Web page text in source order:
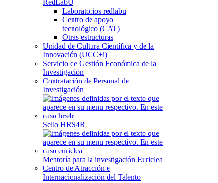
RedLabU
Laboratorios redlabu
Centro de apoyo
tecnológico (CAT)
Otras estructuras
Unidad de Cultura Científica y de la
Innovación (UCC+i)
Servicio de Gestión Económica de la
Investigación
Contratación de Personal de
Investigación
Sello HRS4R
Mentoría para la investigación Euriclea
Centro de Atracción e
Internacionalización del Talento